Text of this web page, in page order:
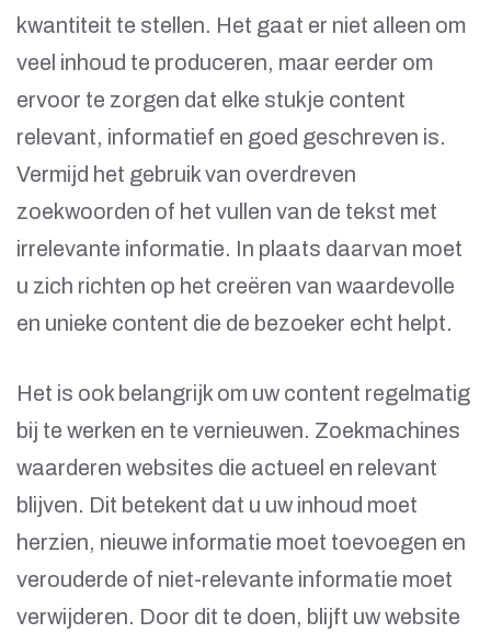
kwantiteit te stellen. Het gaat er niet alleen om
veel inhoud te produceren, maar eerder om
ervoor te zorgen dat elke stukje content
relevant, informatief en goed geschreven is.
Vermijd het gebruik van overdreven
zoekwoorden of het vullen van de tekst met
irrelevante informatie. In plaats daarvan moet
u zich richten op het creëren van waardevolle
en unieke content die de bezoeker echt helpt.
Het is ook belangrijk om uw content regelmatig
bij te werken en te vernieuwen. Zoekmachines
waarderen websites die actueel en relevant
blijven. Dit betekent dat u uw inhoud moet
herzien, nieuwe informatie moet toevoegen en
verouderde of niet-relevante informatie moet
verwijderen. Door dit te doen, blijft uw website